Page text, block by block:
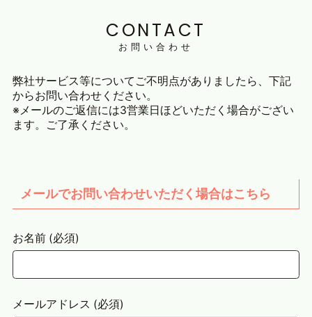
CONTACT
お問い合わせ
弊社サービス等についてご不明点がありましたら、下記
からお問い合わせください。
※メールのご返信には3営業日ほどいただく場合がござい
ます。ご了承ください。
メールでお問い合わせいただく場合はこちら
お名前 (必須)
メールアドレス (必須)